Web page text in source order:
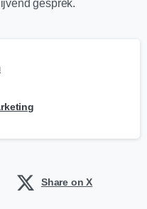
gesprek.
Share on X